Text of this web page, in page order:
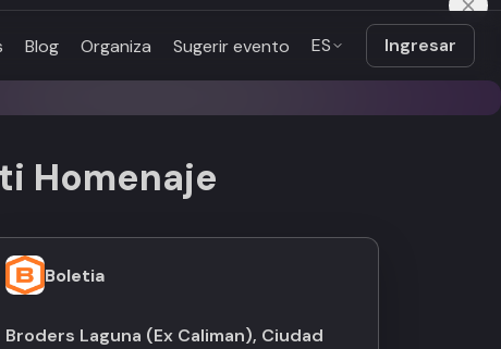
Blog Organiza Sugerir evento ES Ingresar
Homenaje
Boletia
Broders Laguna (Ex Caliman), Ciudad